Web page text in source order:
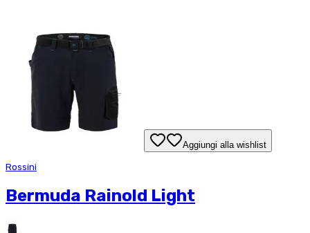
Aggiungi alla wishlist
Rossini
Bermuda Rainold Light